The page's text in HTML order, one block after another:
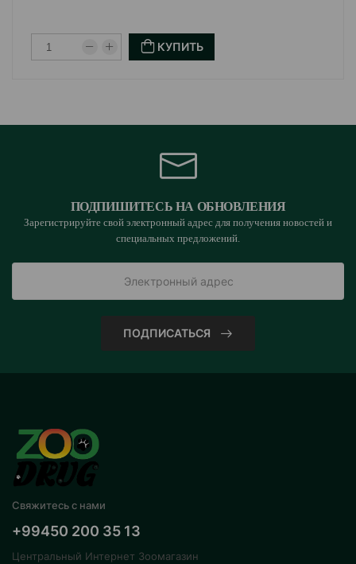
КУПИТЬ
ПОДПИШИТЕСЬ НА ОБНОВЛЕНИЯ
Зарегистрируйте свой электронный адрес для получения новостей и
специальных предложений.
ПОДПИСАТЬСЯ
Свяжитесь с нами
+99450 200 35 13
Центральный Интернет Зоомагазин